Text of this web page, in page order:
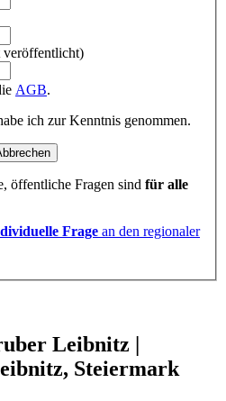
AGB.
ich zur Kenntnis genommen.
öffentliche Fragen sind für alle
Frage an den regionaler
Leibnitz |
Steiermark